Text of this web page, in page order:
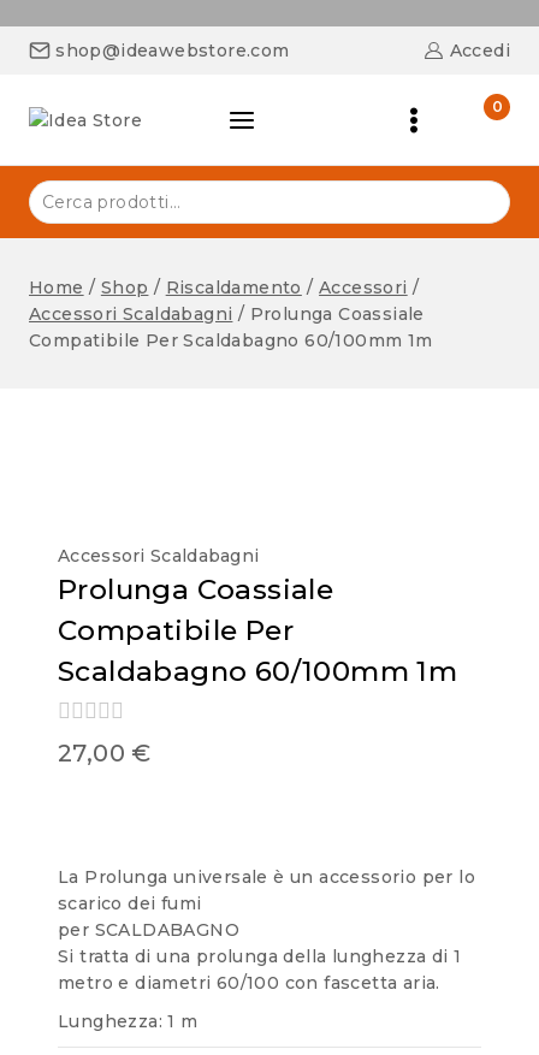
shop@ideawebstore.com Accedi
0
Home / Shop / Riscaldamento / Accessori /
Accessori Scaldabagni / Prolunga Coassiale
Compatibile Per Scaldabagno 60/100mm 1m
Accessori Scaldabagni
Prolunga Coassiale
Compatibile Per
Scaldabagno 60/100mm 1m
0
out
27,00 €
La Prolunga universale è un accessorio per lo
scarico dei fumi
per SCALDABAGNO
Si tratta di una prolunga della lunghezza di 1
metro e diametri 60/100 con fascetta aria.
Lunghezza: 1 m